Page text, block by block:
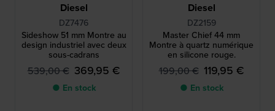
Diesel
DZ7476
Sideshow 51 mm Montre au
design industriel avec deux
sous-cadrans
539,00 € 369,95 €
● En stock
Diesel
DZ2159
Master Chief 44 mm
Montre à quartz numérique
en silicone rouge.
199,00 € 119,95 €
● En stock